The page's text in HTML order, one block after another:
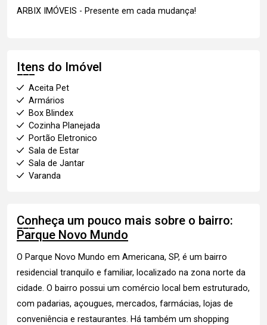
ARBIX IMÓVEIS - Presente em cada mudança!
Itens do Imóvel
Aceita Pet
Armários
Box Blindex
Cozinha Planejada
Portão Eletronico
Sala de Estar
Sala de Jantar
Varanda
Conheça um pouco mais sobre o bairro:
Parque Novo Mundo
O Parque Novo Mundo em Americana, SP, é um bairro
residencial tranquilo e familiar, localizado na zona norte da
cidade. O bairro possui um comércio local bem estruturado,
com padarias, açougues, mercados, farmácias, lojas de
conveniência e restaurantes. Há também um shopping